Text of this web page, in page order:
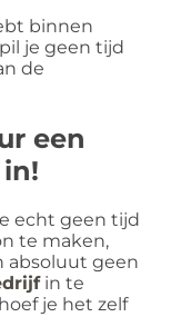
binnen
je geen tijd
de
een
echt geen tijd
te maken,
absoluut geen
in te
je het zelf